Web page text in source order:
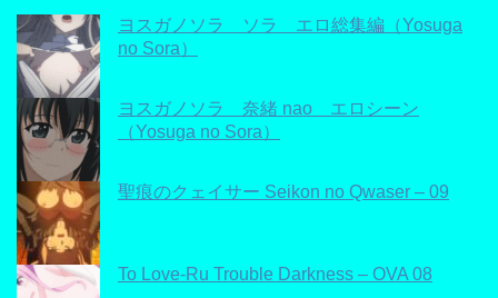
ヨスガノソラ ソラ エロ総集編（Yosuga
no Sora）
ヨスガノソラ 奈緒 nao エロシーン
（Yosuga no Sora）
聖痕のクェイサー Seikon no Qwaser – 09
To Love-Ru Trouble Darkness – OVA 08